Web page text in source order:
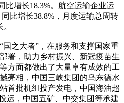
比增长18.3%。航空运输企业运
比增长38.8%，月度运输总周转
国之大者”，在服务和支撑国家重
署，助力乡村振兴、新冠疫苗生
方面都做出了大量卓有成效的工
亮相，中国三峡集团的乌东德水
首批机组投产发电，中国海油超
运，中国五矿、中交集团等承建